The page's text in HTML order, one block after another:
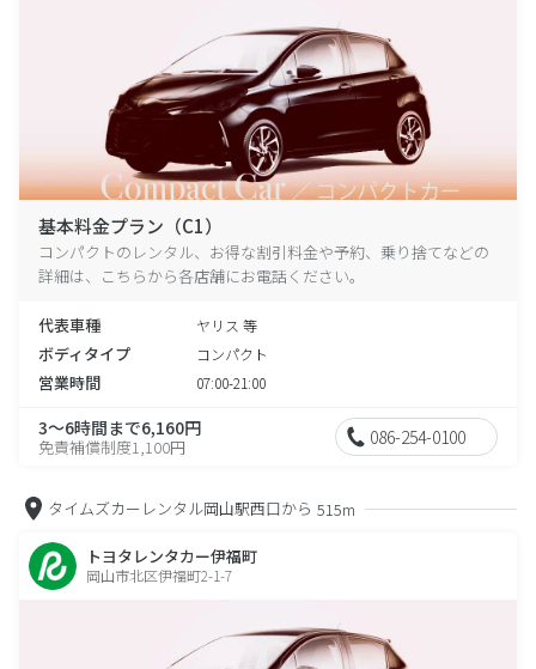
基本料金プラン（C1）
コンパクトのレンタル、お得な割引料金や予約、乗り捨てなどの
詳細は、こちらから各店舗にお電話ください。
代表車種 ヤリス 等
ボディタイプ コンパクト
営業時間 07:00-21:00
3～6時間まで6,160円
免責補償制度1,100円 086-254-0100
タイムズカーレンタル岡山駅西口から 515m
トヨタレンタカー伊福町
岡山市北区伊福町2-1-7